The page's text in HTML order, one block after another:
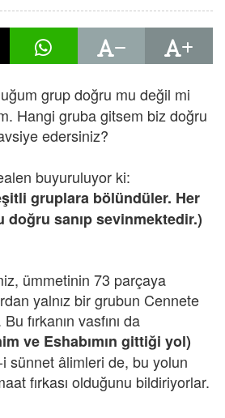
grup doğru mu değil mi
Hangi gruba gitsem biz doğru
edersiniz?
buyuruluyor ki:
gruplara bölündüler. Her
sanıp sevinmektedir.)
ümmetinin 73 parçaya
yalnız bir grubun Cennete
fırkanın vasfını da
ve Eshabımın gittiği yol)
sünnet âlimleri de, bu yolun
fırkası olduğunu bildiriyorlar.